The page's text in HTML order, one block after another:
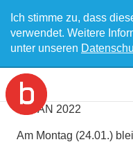
Ich stimme zu, dass
verwendet. Weitere
unter unseren
JAN 2022
Am Montag (24.01.)